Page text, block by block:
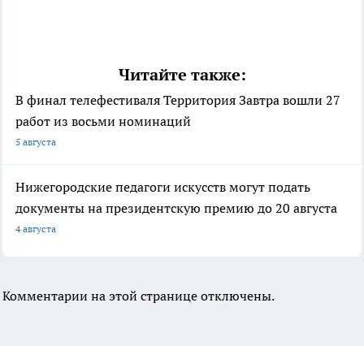
Читайте также:
В финал телефестиваля Территория Завтра вошли 27
работ из восьми номинаций
5 августа
Нижегородские педагоги искусств могут подать
документы на президентскую премию до 20 августа
4 августа
Комментарии на этой странице отключены.